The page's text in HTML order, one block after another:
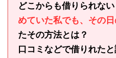
どこからも借りられない
めていた私でも、その
たその方法とは？
口コミなどで借りれた